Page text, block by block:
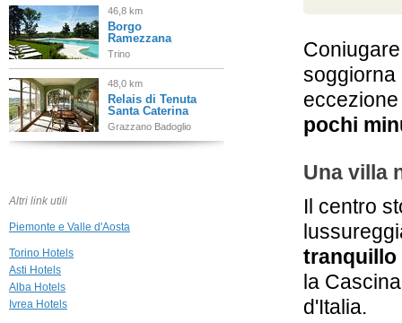
pochi
Una villa
Il centro
tranquillo
la
d'Italia.
46,8 km
Borgo
Ramezzana
Trino
48,0 km
Relais di Tenuta
Santa Caterina
Grazzano Badoglio
Altri link utili
Piemonte e Valle d'Aosta
Torino Hotels
Asti Hotels
Alba Hotels
Ivrea Hotels